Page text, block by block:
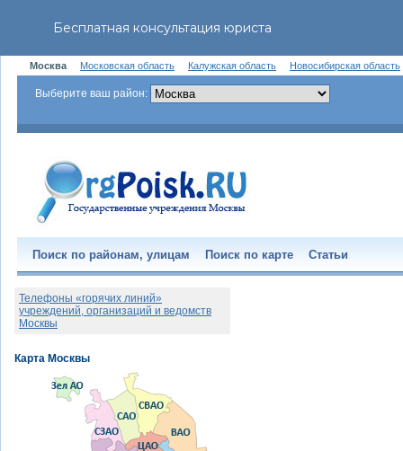
Москва Московская область Калужская область Новосибирская область
Выберите ваш район:
Поиск по районам, улицам Поиск по карте Статьи
Телефоны «горячих линий»
учреждений, организаций и ведомств
Москвы